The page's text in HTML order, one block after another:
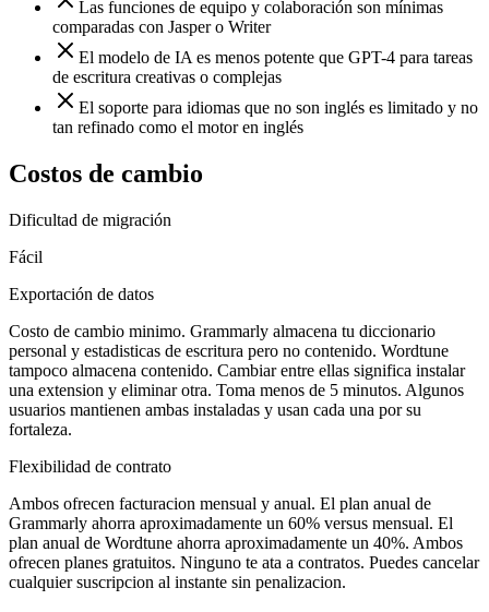
Las funciones de equipo y colaboración son mínimas
comparadas con Jasper o Writer
El modelo de IA es menos potente que GPT-4 para tareas
de escritura creativas o complejas
El soporte para idiomas que no son inglés es limitado y no
tan refinado como el motor en inglés
Costos de cambio
Dificultad de migración
Fácil
Exportación de datos
Costo de cambio minimo. Grammarly almacena tu diccionario
personal y estadisticas de escritura pero no contenido. Wordtune
tampoco almacena contenido. Cambiar entre ellas significa instalar
una extension y eliminar otra. Toma menos de 5 minutos. Algunos
usuarios mantienen ambas instaladas y usan cada una por su
fortaleza.
Flexibilidad de contrato
Ambos ofrecen facturacion mensual y anual. El plan anual de
Grammarly ahorra aproximadamente un 60% versus mensual. El
plan anual de Wordtune ahorra aproximadamente un 40%. Ambos
ofrecen planes gratuitos. Ninguno te ata a contratos. Puedes cancelar
cualquier suscripcion al instante sin penalizacion.